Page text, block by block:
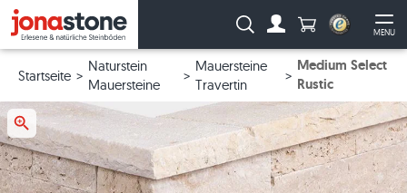
MENU
Suche: Anzahl
Startseite
Naturstein
Mauersteine
Mauersteine
Travertin
Medium Select
Rustic